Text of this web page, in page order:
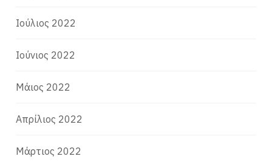
Ιούλιος 2022
Ιούνιος 2022
Μάιος 2022
Απρίλιος 2022
Μάρτιος 2022